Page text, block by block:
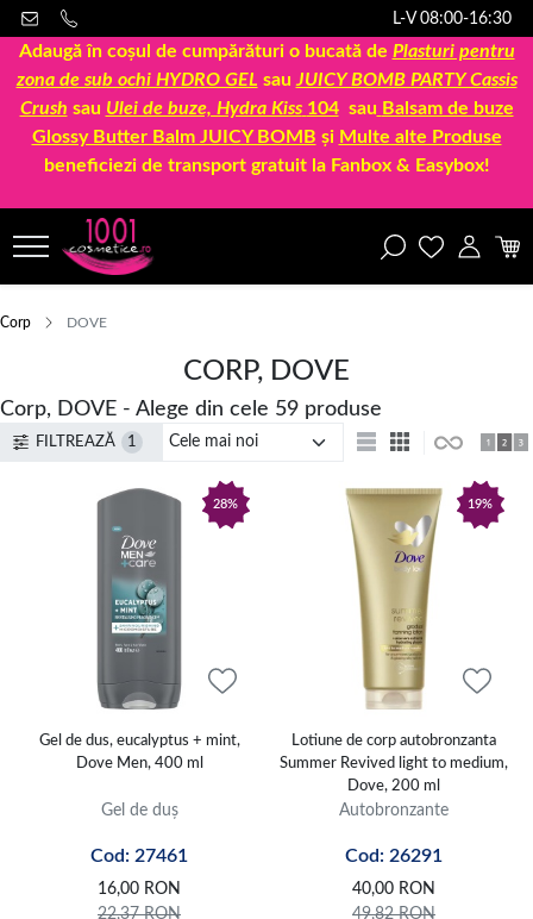
L-V 08:00-16:30
Adaugă în coșul de cumpărături o bucată de Plasturi pentru
zona de sub ochi HYDRO GEL sau JUICY BOMB PARTY Cassis
Crush sau Ulei de buze, Hydra Kiss 104sau Balsam de buze
Glossy Butter Balm JUICY BOMB și Multe alte Produse
beneficiezi de transport gratuit la Fanbox & Easybox!
Corp DOVE
CORP, DOVE
Corp, DOVE - Alege din cele 59 produse
FILTREAZĂ 1
28%
Gel de dus, eucalyptus + mint,
Dove Men, 400 ml
Gel de duș
Cod: 27461
16,00 RON
22,37RON
19%
Lotiune de corp autobronzanta
Summer Revived light to medium,
Dove, 200 ml
Autobronzante
Cod: 26291
40,00 RON
49,82RON